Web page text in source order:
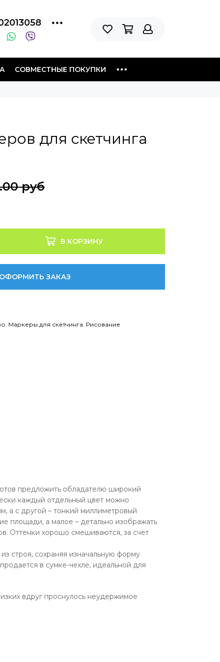
СОВМЕСТНЫЕ ПОКУПКИ
для скетчинга
руб
В КОРЗИНУ
ОФОРМИТЬ ЗАКАЗ
Маркеры для скетчинга Рисование
предложить обладателю широкий
каждый отдельный цвет можно
а с другой – тонкий миллиметровый
площади, а малое – детально изображать
Оттенки хорошо смешиваются, за счет
строя, сохраняя изначальную форму
в сумке-чехле, идеальной для
вдруг проснулось неудержимое